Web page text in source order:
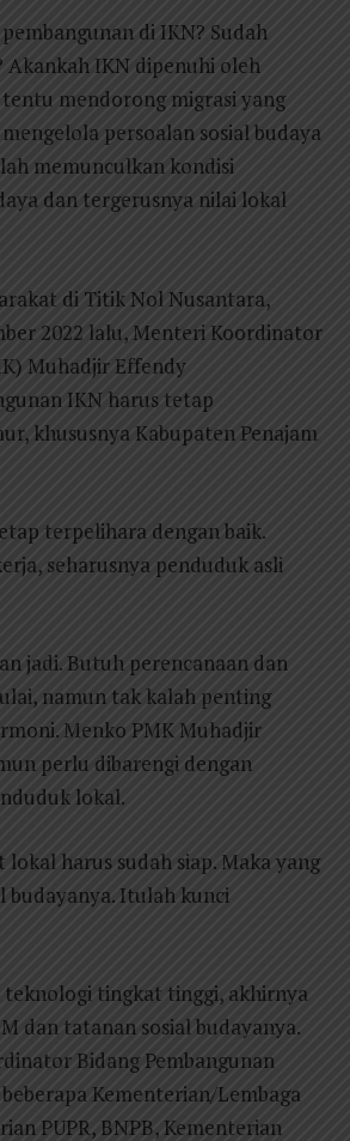
di IKN? Sudah
Akankah IKN dipenuhi oleh
mendorong migrasi yang
persoalan sosial budaya
memunculkan kondisi
dan tergerusnya nilai lokal
di Titik Nol Nusantara,
2022 lalu, Menteri Koordinator
Muhadjir Effendy
IKN harus tetap
khususnya Kabupaten Penajam
terpelihara dengan baik.
seharusnya penduduk asli
jadi. Butuh perencanaan dan
namun tak kalah penting
Menko PMK Muhadjir
perlu dibarengi dengan
lokal.
harus sudah siap. Maka yang
budayanya. Itulah kunci
teknologi tingkat tinggi, akhirnya
dan tatanan sosial budayanya.
Bidang Pembangunan
Kementerian/Lembaga
PUPR, BNPB, Kementerian